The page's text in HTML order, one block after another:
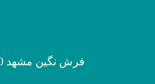
فرش نگین مشهد 700 شانه طرح 2624 طوسی